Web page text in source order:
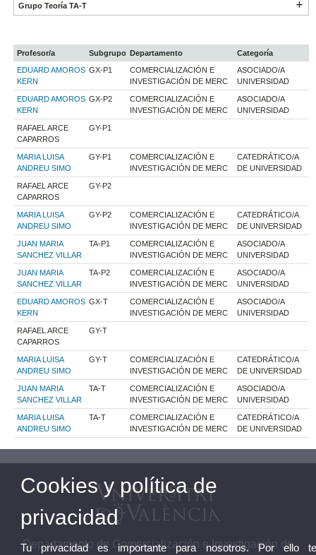
Grupo Teoría TA-T
Profesor/a Subgrupo Departamento
Categoría
EDUARD AMOROS
KERN
GX-P1
COMERCIALIZACIÓN E
INVESTIGACIÓN DE MERC
ASOCIADO/A
UNIVERSIDAD
EDUARD AMOROS
KERN
GX-P2
COMERCIALIZACIÓN E
INVESTIGACIÓN DE MERC
ASOCIADO/A
UNIVERSIDAD
RAFAEL ARCE
CAPARROS
GY-P1
MARIA LUISA
ANDREU SIMO
GY-P1
COMERCIALIZACIÓN E
INVESTIGACIÓN DE MERC
CATEDRÁTICO/A
DE UNIVERSIDAD
RAFAEL ARCE
CAPARROS
GY-P2
MARIA LUISA
ANDREU SIMO
GY-P2
COMERCIALIZACIÓN E
INVESTIGACIÓN DE MERC
CATEDRÁTICO/A
DE UNIVERSIDAD
JUAN MARIA
SANCHEZ VILLAR
TA-P1
COMERCIALIZACIÓN E
INVESTIGACIÓN DE MERC
ASOCIADO/A
UNIVERSIDAD
JUAN MARIA
SANCHEZ VILLAR
TA-P2
COMERCIALIZACIÓN E
INVESTIGACIÓN DE MERC
ASOCIADO/A
UNIVERSIDAD
EDUARD AMOROS
KERN
GX-T
COMERCIALIZACIÓN E
INVESTIGACIÓN DE MERC
ASOCIADO/A
UNIVERSIDAD
RAFAEL ARCE
CAPARROS
GY-T
MARIA LUISA
ANDREU SIMO
GY-T
COMERCIALIZACIÓN E
INVESTIGACIÓN DE MERC
CATEDRÁTICO/A
DE UNIVERSIDAD
JUAN MARIA
SANCHEZ VILLAR
TA-T
COMERCIALIZACIÓN E
INVESTIGACIÓN DE MERC
ASOCIADO/A
UNIVERSIDAD
MARIA LUISA
ANDREU SIMO
TA-T
COMERCIALIZACIÓN E
INVESTIGACIÓN DE MERC
CATEDRÁTICO/A
DE UNIVERSIDAD
Departamento de Comercialización e Investigación de
Cookies y política de
privacidad
Tu privacidad es importante para nosotros. Por ello